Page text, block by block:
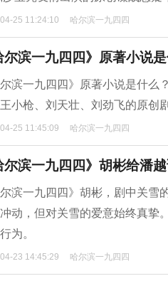
25 11:24:10 哈尔滨一九四四
尔滨一九四四》原著小说
尔滨一九四四》原著小说是什
小枪、刘天壮、刘劲飞的原创剧
25 11:45:09 哈尔滨一九四四
尔滨一九四四》胡彬给潘
尔滨一九四四》胡彬，剧中关雪
动，但对关雪的爱意始终真挚
为。
23 14:45:29 哈尔滨一九四四